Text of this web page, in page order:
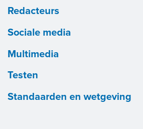
Redacteurs
Sociale media
Multimedia
Testen
Standaarden en wetgeving